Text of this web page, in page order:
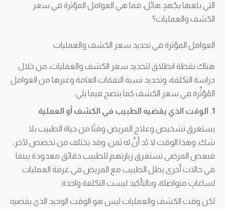
التي بلغها بجُهدٍ هائل، فما هي العوامل المؤثرة في سعر
الكشف والعمليات؟
العوامل المؤثرة في تحديد سعر الكشف والعمليات
هناك نقطة انطلاق لتحديد سعر الكشف والعمليات، من خلال
دراسة التكلفة، وتحديد نسبة النفقات العامة وغيرها من العوامل
المُؤثِّرة في سعر الكشف كما يتضح فيما يلي:
1. الوقت الذي يقضيه الطبيب في الكشف أو العملية
يستغرق تشخيص وعلاج المريض وقتًا من حياة الطبيب بلا
شك، وهذا الوقت لا بُد أنَّ له ثمن، وقد يختلف من تخصص لآخر،
فبعض المرضى تستغرق زيارتهم للطبيب دقائق معدودة بينما
في حالات أخرى يظل الطبيب مع المريض في غرفة العمليات
لساعاتٍ متواصلة، وبالتأكيد ليست التكلفة واحدة.
لكن وقت الكشف والعمليات ليس هو الوقت الوحيد الذي يقضيه